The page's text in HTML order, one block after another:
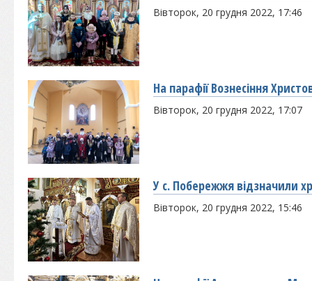
Вівторок, 20 грудня 2022, 17:46
На парафії Вознесіння
Вівторок, 20 грудня 2022, 17:07
У с. Побережжя відзначили
Вівторок, 20 грудня 2022, 15:46